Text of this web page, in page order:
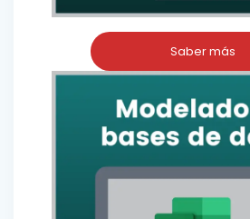
Saber más